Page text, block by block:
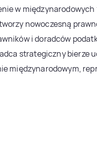
w
nowoczesną
i doradców
strategiczny bierze
międzynarodowym,